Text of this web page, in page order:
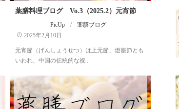
薬膳料理ブログ Vo.3（2025.2）元宵節
PicUp /
薬膳ブログ
2025年2月10日
元宵節（げんしょうせつ）は上元節、燈籠節とも
いわれ、中国の伝統的な祝...